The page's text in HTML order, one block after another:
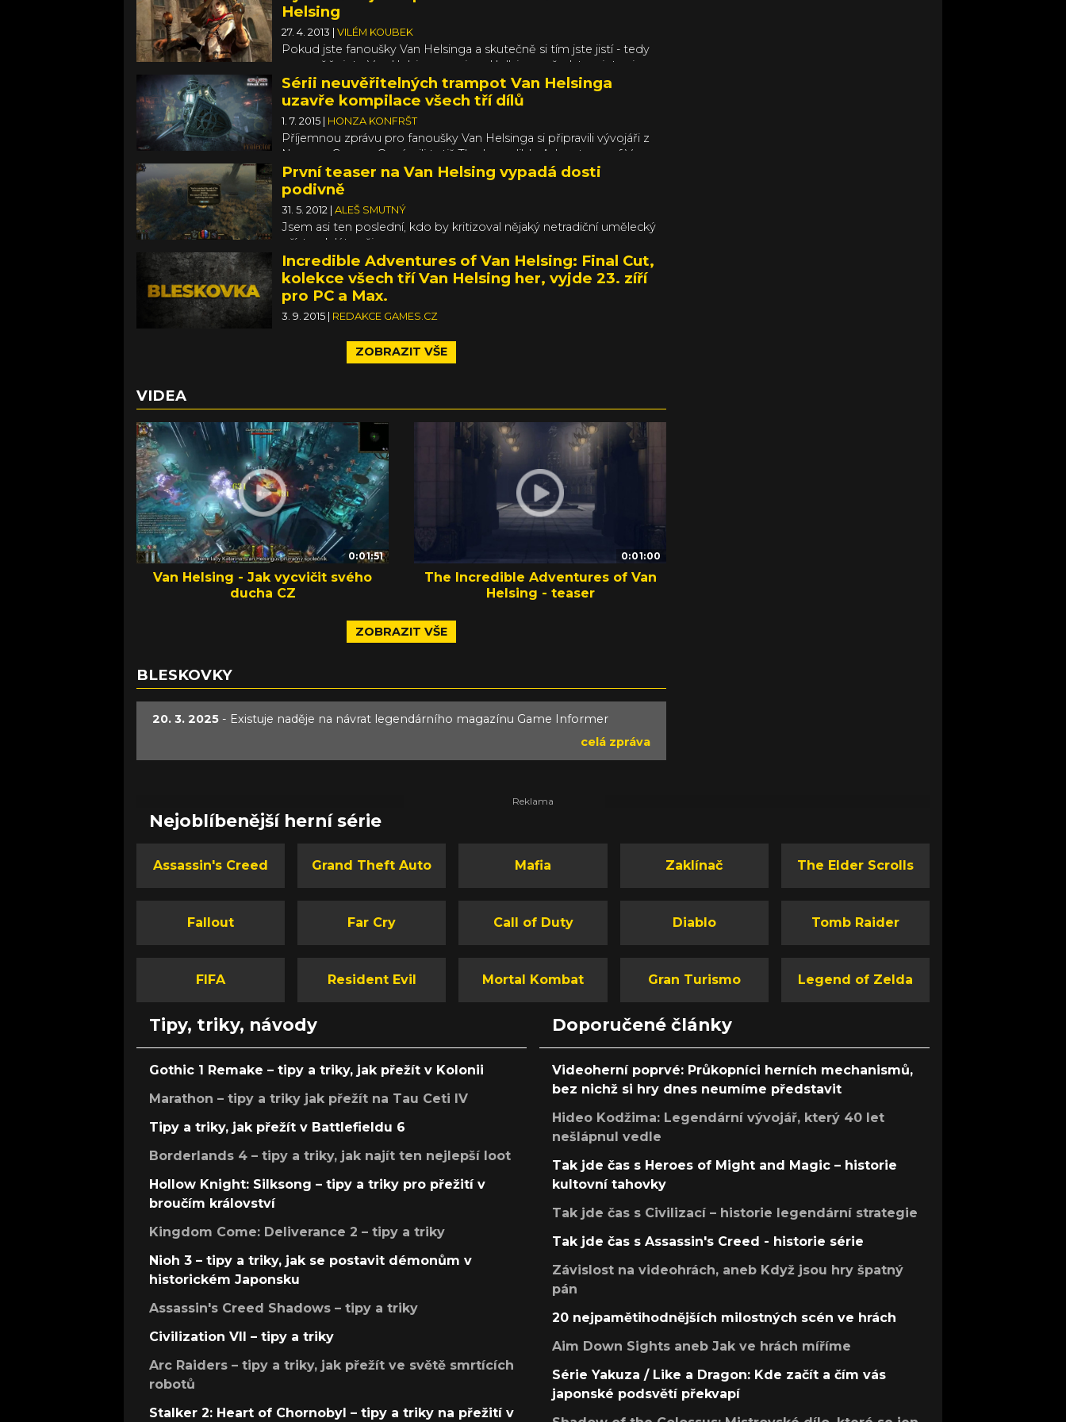
oznámilo, že začíná pracovat na jeho druhém dílu. Tahle odlehčená
variace na Stokerova Draculu a diablovky si získala celkem dost
příznivců.
Helsing
27. 4. 2013 |VILÉM KOUBEK
Pokud jste fanoušky Van Helsinga a skutečně si tím jste jistí - tedy
nezaměňujete Van Helsinga s anime Hellsing - představujete si
hlavního protagonistu jako moudrého, rozvážného Hopkinse, nebo
spíše divokého kloboučníka se strništěm a rychlopalnou kuší (Hugh
Jackmana)? Jestli jste se přiklonili k druhé straně, možná také tušíte,
že se chystá hra s takřka totožně vypadajícím hrdinou nesoucí název
Van Helsing - neuvěřitelná dobrodružství (který jsem právě napsal
jsem strávil několik hodin a v článku se dočtete, co mi napověděla o
plné hře.
Sérii neuvěřitelných trampot Van Helsinga
uzavře kompilace všech tří dílů
1. 7. 2015 | HONZA KONFRŠT
Příjemnou zprávu pro fanoušky Van Helsinga si připravili vývojáři z
NeocoreGames. Oznámili totiž The Incredible Adventures of Van
Helsing: Final Cut, což je ultimátní edice RPG dobrodružství Van
Helsinga, která nabízí všechny tři hry za cenu 45 dolarů, která vyjde v
září letošního roku – nejprve na PC a později i na Macích.
První teaser na Van Helsing vypadá dosti
podivně
31. 5. 2012 |ALEŠ SMUTNÝ
Jsem asi ten poslední, kdo by kritizoval nějaký netradiční umělecký
přístup k látce či...
Incredible Adventures of Van Helsing: Final Cut,
kolekce všech tří Van Helsing her, vyjde 23. zíří
pro PC a Max.
3. 9. 2015 | REDAKCE GAMES.CZ
ZOBRAZIT VŠE
VIDEA
0:01:51
Van Helsing - Jak vycvičit svého
ducha CZ
0:01:00
The Incredible Adventures of Van
Helsing - teaser
ZOBRAZIT VŠE
BLESKOVKY
20. 3. 2025 - Existuje naděje na návrat legendárního magazínu Game Informer
celá zpráva
Nejoblíbenější herní série
Assassin's Creed Grand Theft Auto Mafia Zaklínač The Elder Scrolls
Fallout Far Cry Call of Duty Diablo Tomb Raider
FIFA Resident Evil Mortal Kombat Gran Turismo Legend of Zelda
Tipy, triky, návody
Gothic 1 Remake – tipy a triky, jak přežít v Kolonii
Marathon – tipy a triky jak přežít na Tau Ceti IV
Tipy a triky, jak přežít v Battlefieldu 6
Borderlands 4 – tipy a triky, jak najít ten nejlepší loot
Hollow Knight: Silksong – tipy a triky pro přežití v
broučím království
Kingdom Come: Deliverance 2 – tipy a triky
Nioh 3 – tipy a triky, jak se postavit démonům v
historickém Japonsku
Assassin's Creed Shadows – tipy a triky
Civilization VII – tipy a triky
Arc Raiders – tipy a triky, jak přežít ve světě smrtících
robotů
Stalker 2: Heart of Chornobyl – tipy a triky na přežití v
Doporučené články
Videoherní poprvé: Průkopníci herních mechanismů,
bez nichž si hry dnes neumíme představit
Hideo Kodžima: Legendární vývojář, který 40 let
nešlápnul vedle
Tak jde čas s Heroes of Might and Magic – historie
kultovní tahovky
Tak jde čas s Civilizací – historie legendární strategie
Tak jde čas s Assassin's Creed - historie série
Závislost na videohrách, aneb Když jsou hry špatný
pán
20 nejpamětihodnějších milostných scén ve hrách
Aim Down Sights aneb Jak ve hrách míříme
Série Yakuza / Like a Dragon: Kde začít a čím vás
japonské podsvětí překvapí